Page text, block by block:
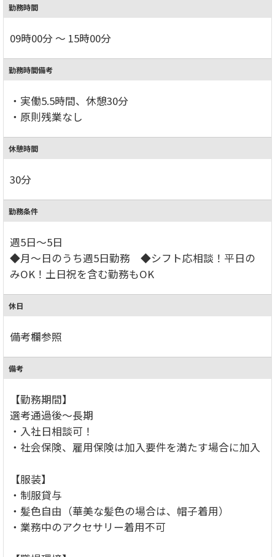
勤務時間
09時00分 ～ 15時00分
勤務時間備考
・実働5.5時間、休憩30分
・原則残業なし
休憩時間
30分
勤務条件
週5日～5日
◆月～日のうち週5日勤務 ◆シフト応相談！平日の
みOK！土日祝を含む勤務もOK
休日
備考欄参照
備考
【勤務期間】
選考通過後～長期
・入社日相談可！
・社会保険、雇用保険は加入要件を満たす場合に加入
【服装】
・制服貸与
・髪色自由（華美な髪色の場合は、帽子着用）
・業務中のアクセサリー着用不可